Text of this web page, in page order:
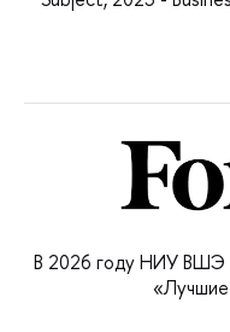
В 2026 году НИУ ВШЭ
«Лучшие